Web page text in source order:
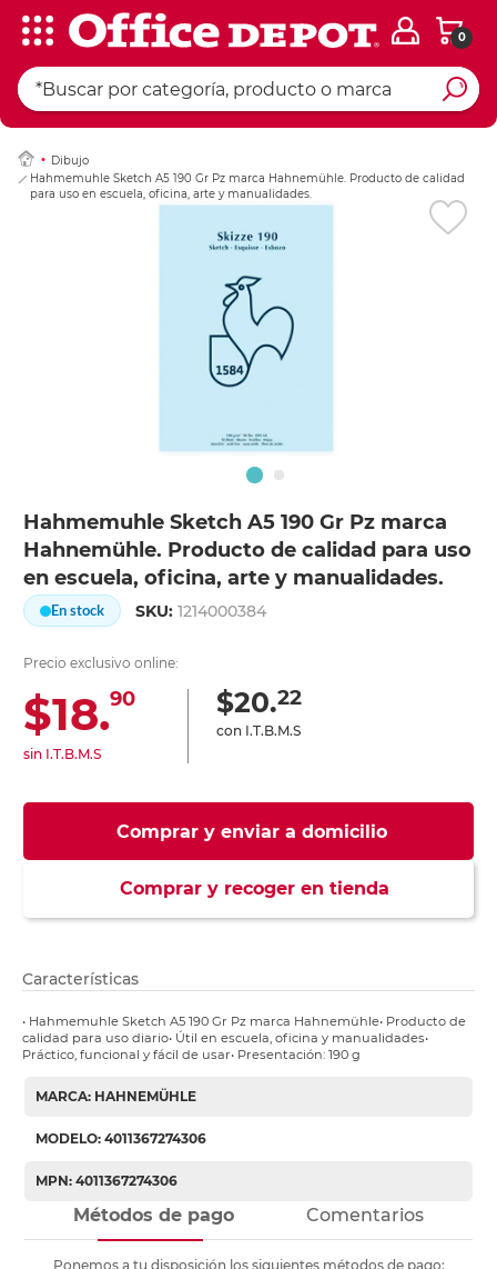
0
Dibujo
Hahmemuhle Sketch A5 190 Gr Pz marca Hahnemühle. Producto de calidad
para uso en escuela, oficina, arte y manualidades.
Hahmemuhle Sketch A5 190 Gr Pz marca
Hahnemühle. Producto de calidad para uso
en escuela, oficina, arte y manualidades.
En stock SKU:1214000384
Precio exclusivo online:
$18.90
sin I.T.B.M.S
$20.22
con I.T.B.M.S
Comprar y enviar a domicilio
Comprar y recoger en tienda
Ingresar Codigo
Características
• Hahmemuhle Sketch A5 190 Gr Pz marca Hahnemühle• Producto de
calidad para uso diario• Útil en escuela, oficina y manualidades•
Práctico, funcional y fácil de usar• Presentación: 190 g
MARCA: HAHNEMÜHLE
MODELO: 4011367274306
MPN: 4011367274306
Métodos de pago Comentarios
Ponemos a tu disposición los siguientes métodos de pago: